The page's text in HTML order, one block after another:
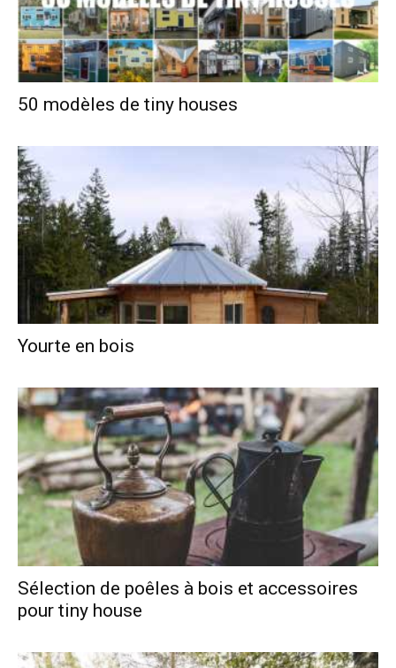
50 modèles de tiny houses
Yourte en bois
Sélection de poêles à bois et accessoires
pour tiny house